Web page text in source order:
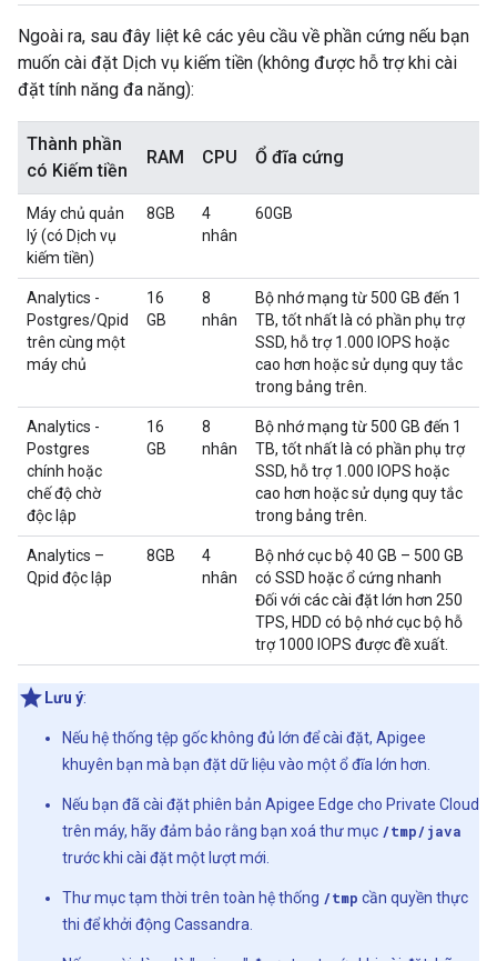
Ngoài ra, sau đây liệt kê các yêu cầu về phần cứng nếu bạn
muốn cài đặt Dịch vụ kiếm tiền (không được hỗ trợ khi cài
đặt tính năng đa năng):
Thành phần
có Kiếm tiền
RAM CPU Ổ đĩa cứng
Máy chủ quản
lý (có Dịch vụ
kiếm tiền)
8GB
4
nhân
60GB
Analytics -
Postgres/Qpid
trên cùng một
máy chủ
16
GB
8
nhân
Bộ nhớ mạng từ 500 GB đến 1
TB, tốt nhất là có phần phụ trợ
SSD, hỗ trợ 1.000 IOPS hoặc
cao hơn hoặc sử dụng quy tắc
trong bảng trên.
Analytics -
Postgres
chính hoặc
chế độ chờ
độc lập
16
GB
8
nhân
Bộ nhớ mạng từ 500 GB đến 1
TB, tốt nhất là có phần phụ trợ
SSD, hỗ trợ 1.000 IOPS hoặc
cao hơn hoặc sử dụng quy tắc
trong bảng trên.
Analytics –
Qpid độc lập
8GB
4
nhân
Bộ nhớ cục bộ 40 GB – 500 GB
có SSD hoặc ổ cứng nhanh
Đối với các cài đặt lớn hơn 250
TPS, HDD có bộ nhớ cục bộ hỗ
trợ 1000 IOPS được đề xuất.
Lưu ý:
Nếu hệ thống tệp gốc không đủ lớn để cài đặt, Apigee
khuyên bạn mà bạn đặt dữ liệu vào một ổ đĩa lớn hơn.
Nếu bạn đã cài đặt phiên bản Apigee Edge cho Private Cloud
trên máy, hãy đảm bảo rằng bạn xoá thư mục /tmp/java
trước khi cài đặt một lượt mới.
Thư mục tạm thời trên toàn hệ thống /tmp cần quyền thực
thi để khởi động Cassandra.